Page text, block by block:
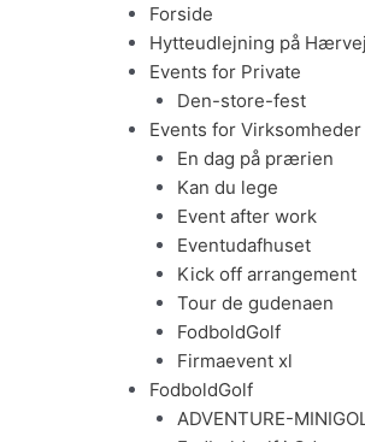
Forside
Hytteudlejning på
Events for Private
Den-store-fest
Events for Virksomheder
En dag på prærien
Kan du lege
Event after work
Eventudafhuset
Kick off arrangement
Tour de gudenaen
FodboldGolf
Firmaevent xl
FodboldGolf
ADVENTURE-
Menu